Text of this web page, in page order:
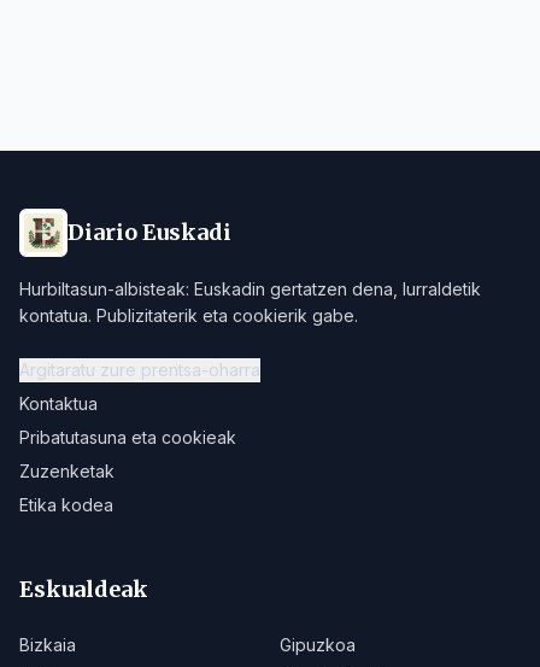
Diario Euskadi
Hurbiltasun-albisteak: Euskadin gertatzen dena, lurraldetik
kontatua. Publizitaterik eta cookierik gabe.
Argitaratu zure prentsa-oharra
Kontaktua
Pribatutasuna eta cookieak
Zuzenketak
Etika kodea
Eskualdeak
Bizkaia
Gipuzkoa